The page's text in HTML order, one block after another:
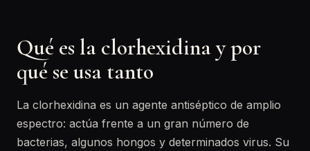
Qué es la clorhexidina y por
qué se usa tanto
La clorhexidina es un agente antiséptico de amplio
espectro: actúa frente a un gran número de
bacterias, algunos hongos y determinados virus. Su